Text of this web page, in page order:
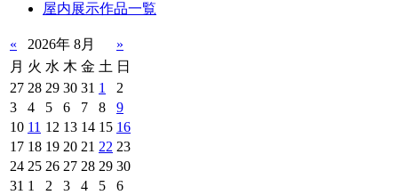
屋内展示作品一覧
« 2026年 8月
»
月 火 水 木 金 土 日
27 28 29 30 31 1
2
3
4 5 6 7 8
9
10 11 12 13 14 15 16
17 18 19 20 21 22 23
24 25 26 27 28 29 30
31 1 2 3 4 5
6